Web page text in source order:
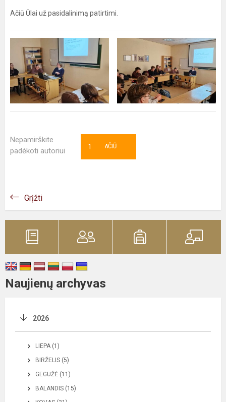
Ačiū Ūlai už pasidalinimą patirtimi.
Nepamirškite
padėkoti autoriui
AČIŪ
1
Grįžti
Naujienų archyvas
2026
LIEPA (1)
BIRŽELIS (5)
GEGUŽĖ (11)
BALANDIS (15)